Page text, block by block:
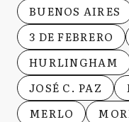
BUENOS AIRES
3 DE FEBRERO
HURLINGHAM
JOSÉ C. PAZ
MERLO